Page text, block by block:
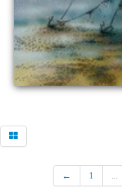
← 1 ...